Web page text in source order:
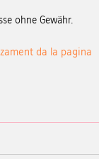
ohne Gewähr.
da la pagina